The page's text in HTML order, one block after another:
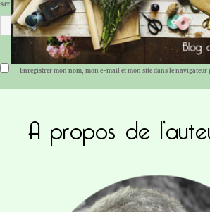
SITE WEB
Enregistrer mon nom, mon e-mail et mon site dans le navigateur
Ce site utilise Akismet pour
A propos de